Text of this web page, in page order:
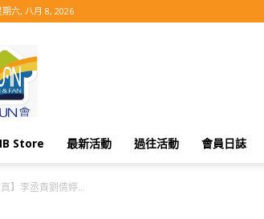
期六, 八月 8, 2026
Store 最新活動 過往活動 會員日誌
真】李丞責劉倩婷...